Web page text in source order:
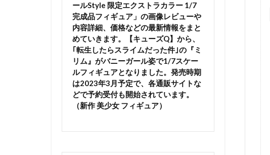
ールStyle 限定エクストラカラー 1/7
完成品フィギュア」の画像レビューや
内容詳細、価格などの最新情報をまと
めていきます。【キューズQ】から、
｢転生したらスライムだった件｣の『ミ
リム』がバニーガール姿で1/7スケー
ルフィギュアとなりました。発売時期
は2023年3月予定で、各通販サイトな
どで予約受付も開始されています。
（新作 美少女 フィギュア）